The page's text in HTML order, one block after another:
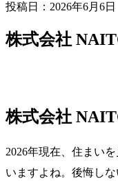
投稿日： 2026年6月6日
株式会社
株式会社
2026年現在、住まい
いますよね。後悔し